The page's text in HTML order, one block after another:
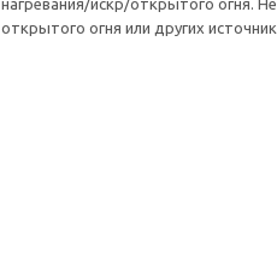
нагревания/искр/открытого огня.
открытого огня или других